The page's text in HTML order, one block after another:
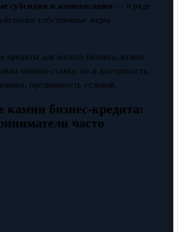
субсидии и компенсации — в ряде
собственные меры
кредиты для малого бизнеса, важно
низкую ставку, но и доступность,
прозрачность условий.
камни бизнес-кредита:
часто